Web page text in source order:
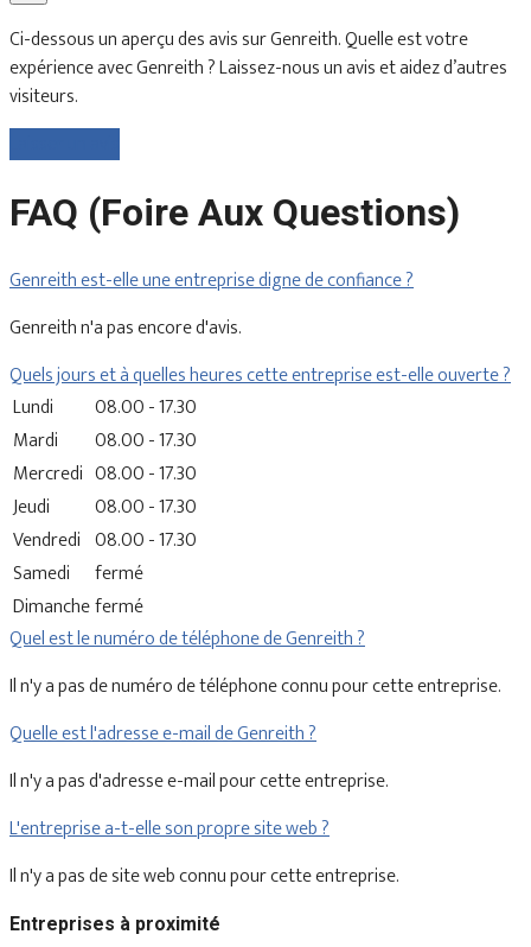
Ci-dessous un aperçu des avis sur Genreith. Quelle est votre
expérience avec Genreith ? Laissez-nous un avis et aidez d’autres
visiteurs.
FAQ (Foire Aux Questions)
Genreith est-elle une entreprise digne de confiance ?
Genreith n'a pas encore d'avis.
Quels jours et à quelles heures cette entreprise est-elle ouverte ?
Lundi
08.00 - 17.30
Mardi
08.00 - 17.30
Mercredi 08.00 - 17.30
Jeudi
08.00 - 17.30
Vendredi 08.00 - 17.30
Samedi
fermé
Dimanchefermé
Quel est le numéro de téléphone de Genreith ?
Il n'y a pas de numéro de téléphone connu pour cette entreprise.
Quelle est l'adresse e-mail de Genreith ?
Il n'y a pas d'adresse e-mail pour cette entreprise.
L'entreprise a-t-elle son propre site web ?
Il n'y a pas de site web connu pour cette entreprise.
Entreprises à proximité